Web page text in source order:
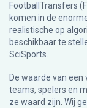
FootballTransfers
komen in de
realistische op
beschikbaar te
SciSports.
De waarde van
teams, spelers en
ze waard zijn. Wij